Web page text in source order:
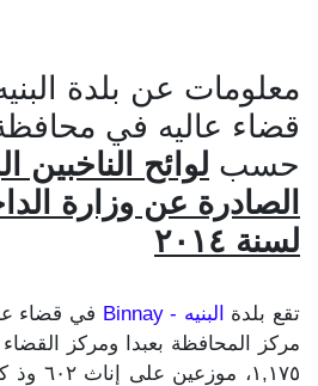
قضاء عاليه في
حسب لوائح الناخبين
الصادرة عن وزارة
لسنة ٢٠١٤
تقع بلدة البنيه - Binnay
في قضاء
مركز المحافظة بعبدا ومركز القضاء